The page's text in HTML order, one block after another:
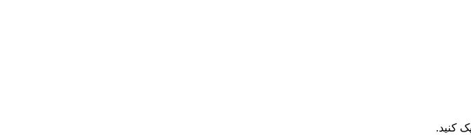
کنید.